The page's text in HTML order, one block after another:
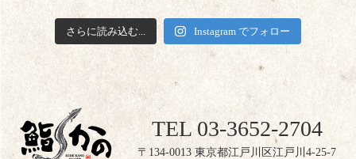
さらに読み込む... Instagram でフォロー
TEL 03-3652-2704
〒134-0013 東京都江戸川区江戸川4-25-7